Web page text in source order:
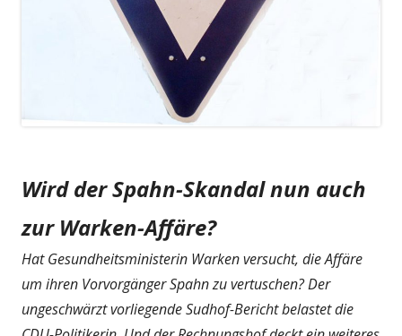
Wird der Spahn-Skandal nun auch
zur Warken-Affäre?
Hat Gesundheitsministerin Warken versucht, die Affäre
um ihren Vorvorgänger Spahn zu vertuschen? Der
ungeschwärzt vorliegende Sudhof-Bericht belastet die